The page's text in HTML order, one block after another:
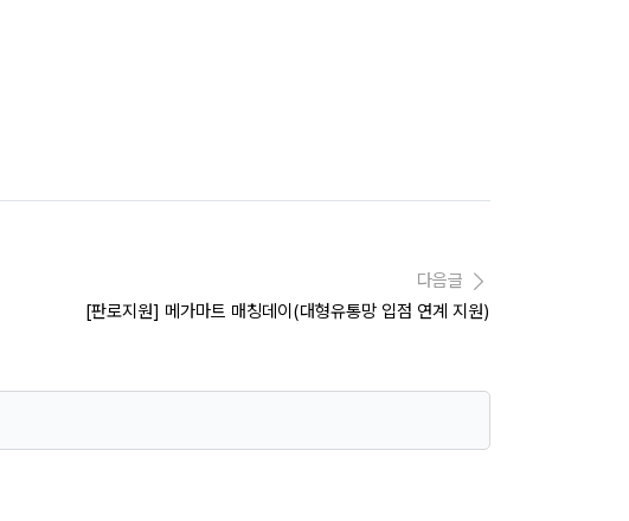
다음글
[판로지원] 메가마트 매칭데이(대형유통망 입점 연계 지원)